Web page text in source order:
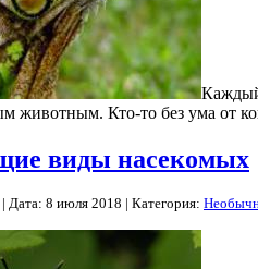
животным. Кто-то без ума от
виды насекомых
Дата: 8 июля 2018 | Категория: